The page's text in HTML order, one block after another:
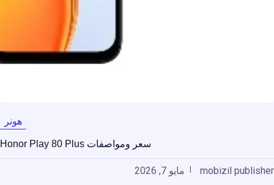
هونر
سعر ومواصفات Honor Play 80 Plus
mobizil publisher
مايو 7, 2026